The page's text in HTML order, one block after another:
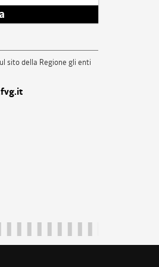
sito della Regione gli enti